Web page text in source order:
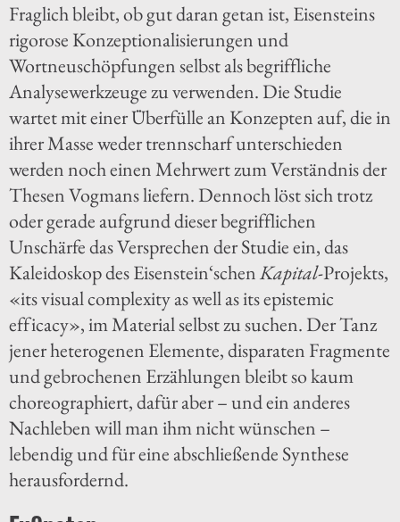
Fraglich bleibt, ob gut daran getan ist, Eisensteins
rigorose Konzeptionalisierungen und
Wortneuschöpfungen selbst als begriffliche
Analysewerkzeuge zu verwenden. Die Studie
wartet mit einer Überfülle an Konzepten auf, die in
ihrer Masse weder trennscharf unterschieden
werden noch einen Mehrwert zum Verständnis der
Thesen Vogmans liefern. Dennoch löst sich trotz
oder gerade aufgrund dieser begrifflichen
Unschärfe das Versprechen der Studie ein, das
Kaleidoskop des Eisenstein‘schenKapital-Projekts,
«its visual complexity as well as its epistemic
efficacy», im Material selbst zu suchen. Der Tanz
jener heterogenen Elemente, disparaten Fragmente
und gebrochenen Erzählungen bleibt so kaum
choreographiert, dafür aber – und ein anderes
Nachleben will man ihm nicht wünschen –
lebendig und für eine abschließende Synthese
herausfordernd.